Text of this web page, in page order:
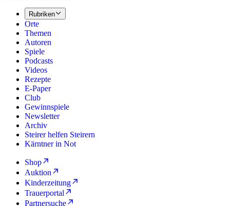
Rubriken
Orte
Themen
Autoren
Spiele
Podcasts
Videos
Rezepte
E-Paper
Club
Gewinnspiele
Newsletter
Archiv
Steirer helfen Steirern
Kärntner in Not
Shop
Auktion
Kinderzeitung
Trauerportal
Partnersuche